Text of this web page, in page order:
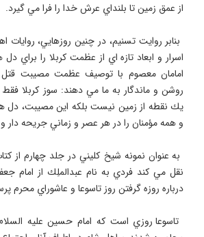
بنابر روايت تسنيم، در چنين روزهايي، روايات
اسرار و ابعاد تازه اي از عظمت كربلا را براي
امامان معصوم با توصيف عظمت مصيبت قتل
روشن و ماندگار به ما مي دهند: سوز كربلا
يك نقطه از زمين نيست بلكه اين مصيبت، دل
به عنوان نمونه شيخ كليني در جلد چهارم از
نقل مي كند فردي به نام عبدالملِك از امام
تاسوعا روزي است كه امام حسين عليه